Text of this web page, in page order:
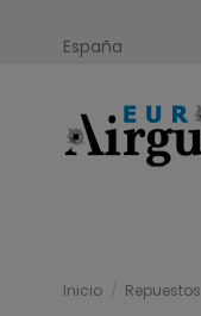
España
Inicio Repuestos